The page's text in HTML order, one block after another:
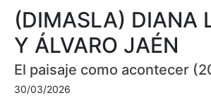
(DIMASLA) DIANA
Y ÁLVARO JAÉN
El paisaje como acontecer
30/03/2026